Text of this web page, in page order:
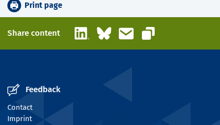
Print page
Share content LinkedInBlueskyEmail
Copy link
Feedback
Contact
Imprint